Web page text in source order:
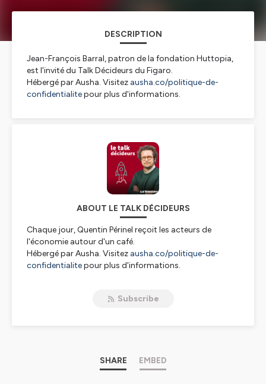
DESCRIPTION
Jean-François Barral, patron de la fondation Huttopia,
est l'invité du Talk Décideurs du Figaro.
Hébergé par Ausha. Visitez ausha.co/politique-de-
confidentialitepour plus d'informations.
ABOUT LE TALK DÉCIDEURS
Chaque jour, Quentin Périnel reçoit les acteurs de
l'économie autour d'un café.
Hébergé par Ausha. Visitez ausha.co/politique-de-
confidentialitepour plus d'informations.
Subscribe
SHARE EMBED